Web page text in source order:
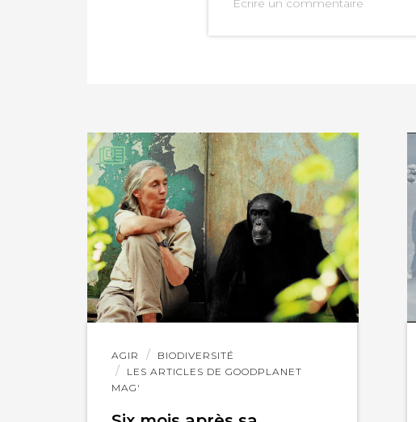
PARTAGER SUR LINKEDIN
Ecrire un commentaire
AGIR
BIODIVERSITÉ
LES ARTICLES DE GOODPLANET
MAG'
Lire
l'article